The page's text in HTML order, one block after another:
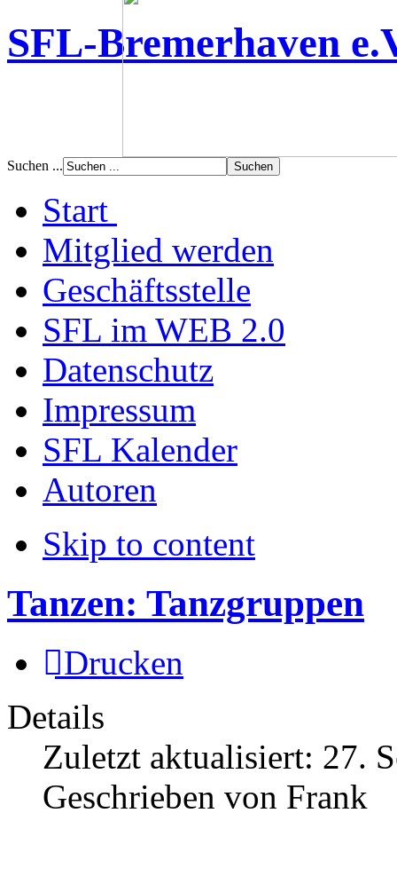
SFL-Bremerhaven
Suchen ...
Start
Mitglied werden
Geschäftsstelle
SFL im WEB 2.0
Datenschutz
Impressum
SFL Kalender
Autoren
Skip to content
Tanzen: Tanzgruppen
Drucken
Details
Zuletzt aktualisiert: 27.
Geschrieben von Frank